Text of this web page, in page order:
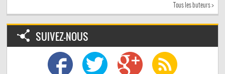
Tous les buteurs >
SUIVEZ-NOUS